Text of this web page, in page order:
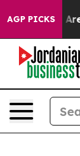
AGP PICKSAre